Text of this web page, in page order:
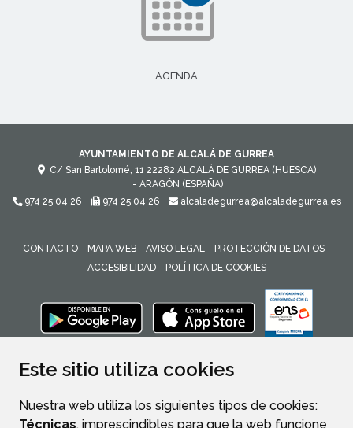
Este sitio utiliza cookies
Nuestra web utiliza los siguientes tipos de cookies:
Técnicas, imprescindibles para que la web funcione
AGENDA
AYUNTAMIENTO DE ALCALÁ DE GURREA
C/ San Bartolomé, 11 22282 ALCALÁ DE GURREA (HUESCA)
- ARAGÓN (ESPAÑA)
974 25 04 26
974 25 04 26 alcaladegurrea@alcaladegurrea.es
CONTACTO MAPA WEB AVISO LEGAL
PROTECCIÓN DE DATOS
ACCESIBILIDAD
POLÍTICA DE COOKIES